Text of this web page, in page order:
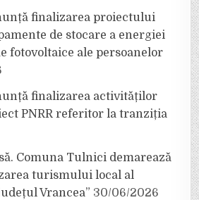
finalizarea proiectului
de stocare a energiei
fotovoltaice ale persoanelor
finalizarea activităților
PNRR referitor la tranziția
Comuna Tulnici demarează
turismului local al
Vrancea” 30/06/2026